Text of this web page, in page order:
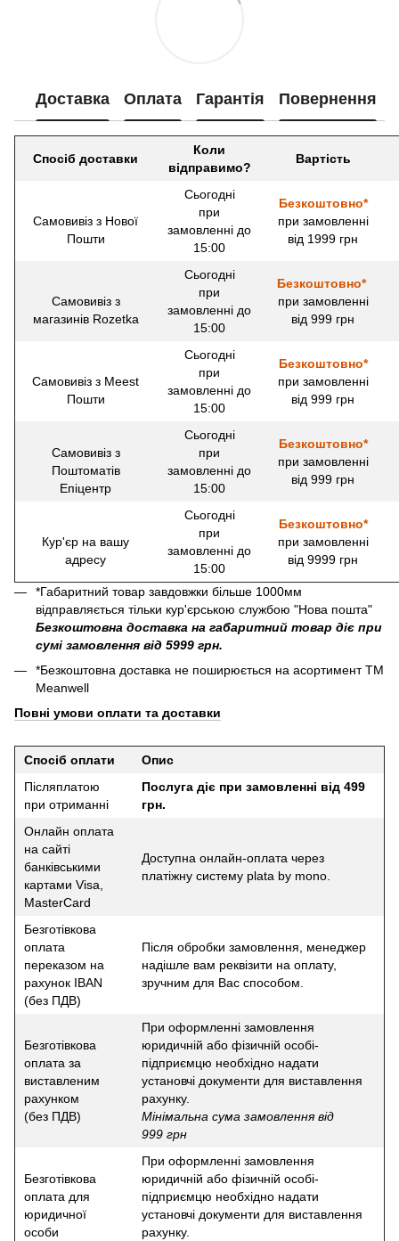
Доставка Оплата Гарантія Повернення
Спосіб доставки
Коли
відправимо?
Вартість
Самовивіз з Нової
Пошти
Сьогодні
при
замовленні до
15:00
Безкоштовно*
при замовленні
від 1999 грн
Самовивіз з
магазинів Rozetka
Сьогодні
при
замовленні до
15:00
Безкоштовно*
при замовленні
від 999 грн
Самовивіз з Meest
Пошти
Сьогодні
при
замовленні до
15:00
Безкоштовно*
при замовленні
від 999 грн
Самовивіз з
Поштоматів
Епіцентр
Сьогодні
при
замовленні до
15:00
Безкоштовно*
при замовленні
від 999 грн
Кур'єр на вашу
адресу
Сьогодні
при
замовленні до
15:00
Безкоштовно*
при замовленні
від 9999 грн
*Габаритний товар завдовжки більше 1000мм
відправляється тільки кур'єрською службою "Нова пошта"
Безкоштовна доставка на габаритний товар діє при
сумі замовлення від 5999 грн.
*Безкоштовна доставка не поширюється на асортимент ТМ
Meanwell
Повні умови оплати та доставки
Спосіб оплати
Опис
Післяплатою
при отриманні
Послуга діє при замовленні від 499
грн.
Онлайн оплата
на сайті
банківськими
картами Visa,
MasterCard
Доступна онлайн-оплата через
платіжну систему plata by mono.
Безготівкова
оплата
переказом на
рахунок IBAN
(без ПДВ)
Після обробки замовлення, менеджер
надішле вам реквізити на оплату,
зручним для Вас способом.
Безготівкова
оплата за
виставленим
рахунком
(без ПДВ)
При оформленні замовлення
юридичній або фізичній особі-
підприємцю необхідно надати
установчі документи для виставлення
рахунку.
Мінімальна сума замовлення від
999 грн
Безготівкова
оплата для
юридичної
особи
При оформленні замовлення
юридичній або фізичній особі-
підприємцю необхідно надати
установчі документи для виставлення
рахунку.